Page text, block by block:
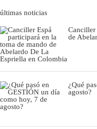
últimas noticias
Canciller
de
¿Qué
agosto?